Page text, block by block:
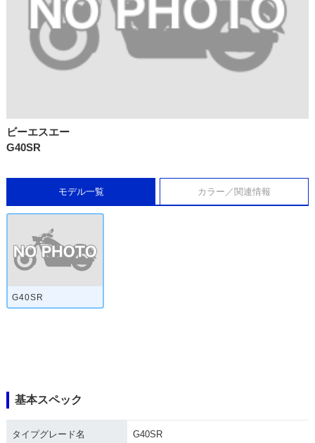
ビーエスエー
G40SR
モデル一覧 カラー／関連情報
G40SR
基本スペック
タイプグレード名 G40SR